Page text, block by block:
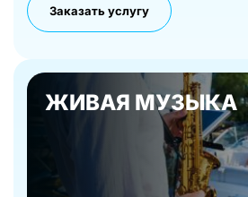
Заказать услугу
ЖИВАЯ МУЗЫКА